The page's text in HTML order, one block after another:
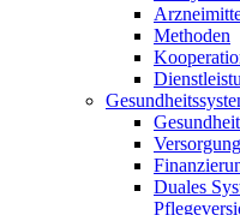
Methoden
Duales